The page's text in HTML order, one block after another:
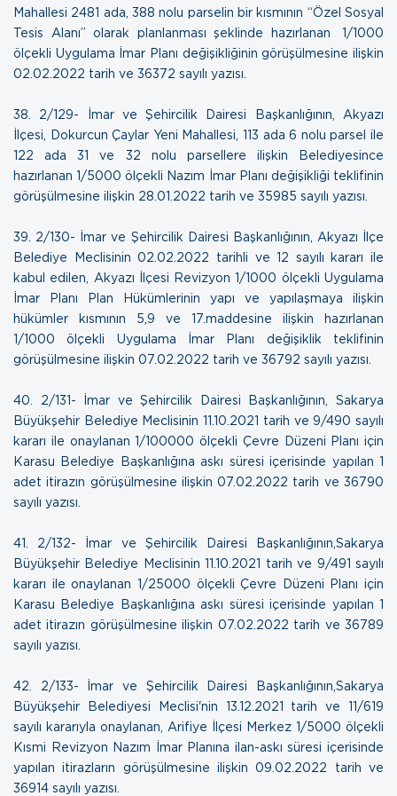
Mahallesi 2481 ada, 388 nolu parselin bir kısmının “Özel Sosyal
Tesis Alanı” olarak planlanması şeklinde hazırlanan 1/1000
ölçekli Uygulama İmar Planı değişikliğinin görüşülmesine ilişkin
02.02.2022 tarih ve 36372 sayılı yazısı.
38.
2/129- İmar ve Şehircilik Dairesi Başkanlığının, Akyazı
İlçesi, Dokurcun Çaylar Yeni Mahallesi, 113 ada 6 nolu parsel ile
122 ada 31 ve 32 nolu parsellere ilişkin Belediyesince
hazırlanan 1/5000 ölçekli Nazım İmar Planı değişikliği teklifinin
görüşülmesine ilişkin 28.01.2022 tarih ve 35985 sayılı yazısı.
39.
2/130- İmar ve Şehircilik Dairesi Başkanlığının, Akyazı İlçe
Belediye Meclisinin 02.02.2022 tarihli ve 12 sayılı kararı ile
kabul edilen, Akyazı İlçesi Revizyon 1/1000 ölçekli Uygulama
İmar Planı Plan Hükümlerinin yapı ve yapılaşmaya ilişkin
hükümler kısmının 5,9 ve 17.maddesine ilişkin hazırlanan
1/1000 ölçekli Uygulama İmar Planı değişiklik teklifinin
görüşülmesine ilişkin 07.02.2022 tarih ve 36792 sayılı yazısı
40.
2/131- İmar ve Şehircilik Dairesi Başkanlığının, Sakarya
Büyükşehir Belediye Meclisinin 11.10.2021 tarih ve 9/490 sayılı
kararı ile onaylanan 1/100000 ölçekli Çevre Düzeni Planı için
Karasu Belediye Başkanlığına askı süresi içerisinde yapılan 1
adet itirazın görüşülmesine ilişkin07.02.2022 tarih ve 36790
sayılı yazısı.
41.
2/132- İmar ve Şehircilik Dairesi Başkanlığının,Sakarya
Büyükşehir Belediye Meclisinin 11.10.2021 tarih ve 9/491 sayılı
kararı ile onaylanan 1/25000 ölçekli Çevre Düzeni Planı için
Karasu Belediye Başkanlığına askı süresi içerisinde yapılan 1
adet itirazın görüşülmesine ilişkin 07.02.2022 tarih ve 36789
sayılı yazısı
42.
2/133- İmar ve Şehircilik Dairesi Başkanlığının,Sakarya
Büyükşehir Belediyesi Meclisi'nin 13.12.2021 tarih ve 11/619
sayılı kararıyla onaylanan, Arifiye İlçesi Merkez 1/5000 ölçekli
Kısmi Revizyon Nazım İmar Planına ilan-askı süresi içerisinde
yapılan itirazların görüşülmesine ilişkin09.02.2022 tarih ve
36914 sayılı yazısı